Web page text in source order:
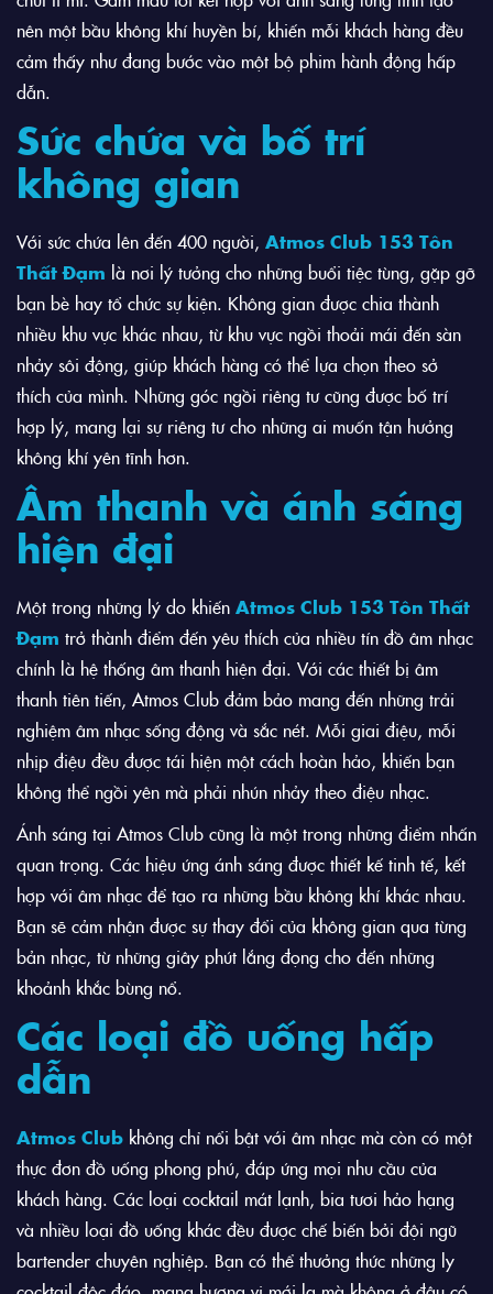
nên một bầu không khí huyền bí, khiến mỗi khách hàng đều
cảm thấy như đang bước vào một bộ phim hành động hấp
dẫn.
Sức chứa và bố trí
không gian
Với sức chứa lên đến 400 người, Atmos Club 153 Tôn
Thất Đạm là nơi lý tưởng cho những buổi tiệc tùng, gặp gỡ
bạn bè hay tổ chức sự kiện. Không gian được chia thành
nhiều khu vực khác nhau, từ khu vực ngồi thoải mái đến sàn
nhảy sôi động, giúp khách hàng có thể lựa chọn theo sở
thích của mình. Những góc ngồi riêng tư cũng được bố trí
hợp lý, mang lại sự riêng tư cho những ai muốn tận hưởng
không khí yên tĩnh hơn.
Âm thanh và ánh sáng
hiện đại
Một trong những lý do khiến Atmos Club 153 Tôn Thất
Đạm trở thành điểm đến yêu thích của nhiều tín đồ âm nhạc
chính là hệ thống âm thanh hiện đại. Với các thiết bị âm
thanh tiên tiến, Atmos Club đảm bảo mang đến những trải
nghiệm âm nhạc sống động và sắc nét. Mỗi giai điệu, mỗi
nhịp điệu đều được tái hiện một cách hoàn hảo, khiến bạn
không thể ngồi yên mà phải nhún nhảy theo điệu nhạc.
Ánh sáng tại Atmos Club cũng là một trong những điểm nhấn
quan trọng. Các hiệu ứng ánh sáng được thiết kế tinh tế, kết
hợp với âm nhạc để tạo ra những bầu không khí khác nhau.
Bạn sẽ cảm nhận được sự thay đổi của không gian qua từng
bản nhạc, từ những giây phút lắng đọng cho đến những
khoảnh khắc bùng nổ.
Các loại đồ uống hấp
dẫn
Atmos Club không chỉ nổi bật với âm nhạc mà còn có một
thực đơn đồ uống phong phú, đáp ứng mọi nhu cầu của
khách hàng. Các loại cocktail mát lạnh, bia tươi hảo hạng
và nhiều loại đồ uống khác đều được chế biến bởi đội ngũ
bartender chuyên nghiệp. Bạn có thể thưởng thức những ly